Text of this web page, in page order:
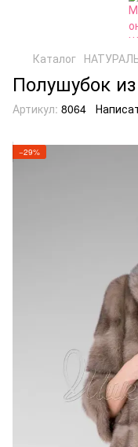
Каталог
Полушубок
Артикул: 8064
−29%